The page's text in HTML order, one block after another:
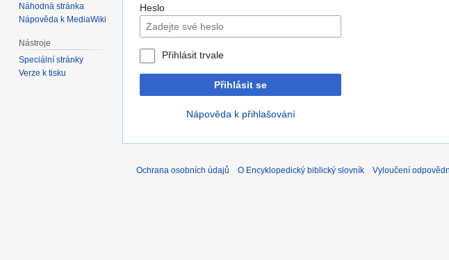
Heslo
Přihlásit trvale
Přihlásit se
Nápověda k přihlašování
Náhodná stránka
Nápověda k MediaWiki
Nástroje
Speciální stránky
Verze k tisku
Ochrana osobních údajů O Encyklopedický biblický slovník Vyloučení